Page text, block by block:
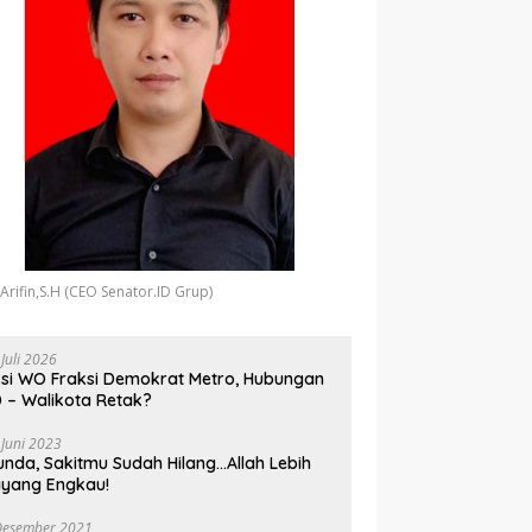
(CEO Senator.ID Grup)
2026
WO Fraksi Demokrat Metro, Hubungan
– Walikota Retak?
2023
Sakitmu Sudah Hilang…Allah Lebih
Engkau!
2021